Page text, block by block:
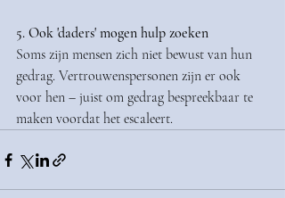
5. Ook 'daders' mogen hulp zoeken
Soms zijn mensen zich niet bewust van hun
gedrag. Vertrouwenspersonen zijn er ook
voor hen – juist om gedrag bespreekbaar te
maken voordat het escaleert.